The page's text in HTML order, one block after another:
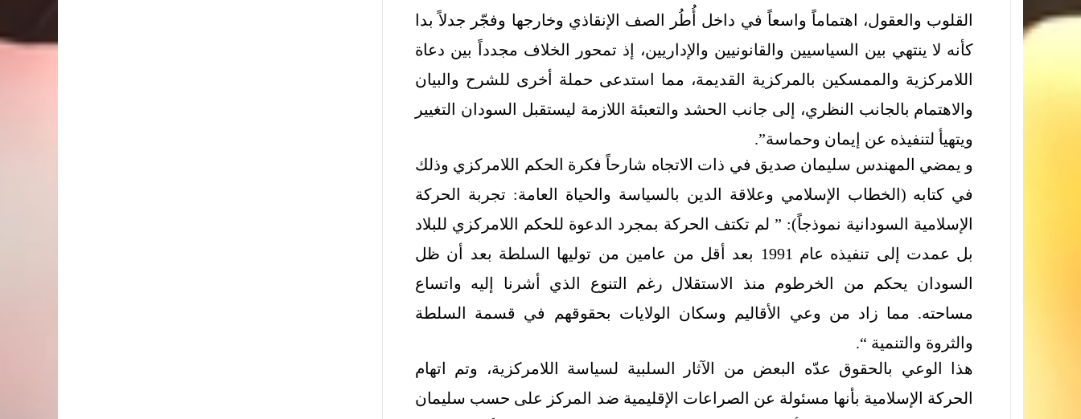
القلوب والعقول، اهتماماً واسعاً في داخل أُطُر الصف الإنقاذي وخارجها وفجّر جدلاً بدا
كأنه لا ينتهي بين السياسيين والقانونيين والإداريين، إذ تمحور الخلاف مجدداً بين دعاة
اللامركزية والممسكين بالمركزية القديمة، مما استدعى حملة أخرى للشرح والبيان
والاهتمام بالجانب النظري، إلى جانب الحشد والتعبئة اللازمة ليستقبل السودان التغيير
ويتهيأ لتنفيذه عن إيمان وحماسة”.
و يمضي المهندس سليمان صديق في ذات الاتجاه شارحاً فكرة الحكم اللامركزي وذلك
في كتابه (الخطاب الإسلامي وعلاقة الدين بالسياسة والحياة العامة: تجربة الحركة
الإسلامية السودانية نموذجاً): ” لم تكتف الحركة بمجرد الدعوة للحكم اللامركزي للبلاد
بل عمدت إلى تنفيذه عام 1991 بعد أقل من عامين من توليها السلطة بعد أن ظل
السودان يحكم من الخرطوم منذ الاستقلال رغم التنوع الذي أشرنا إليه واتساع
مساحته. مما زاد من وعي الأقاليم وسكان الولايات بحقوقهم في قسمة السلطة
والثروة والتنمية “.
هذا الوعي بالحقوق عدّه البعض من الآثار السلبية لسياسة اللامركزية، وتم اتهام
الحركة الإسلامية بأنها مسئولة عن الصراعات الإقليمية ضد المركز على حسب سليمان